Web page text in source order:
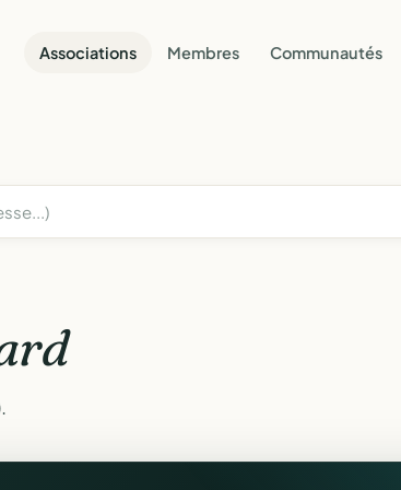
Associations Membres Communautés